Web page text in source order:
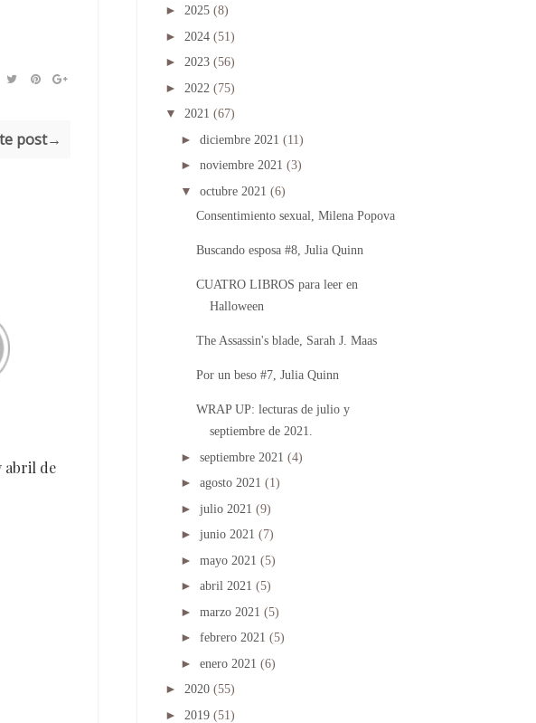
post→
abril de
► 2025 (8)
► 2024 (51)
► 2023 (56)
► 2022 (75)
▼ 2021 (67)
► diciembre 2021 (11)
► noviembre 2021 (3)
▼ octubre 2021 (6)
Consentimiento sexual, Milena Popova
Buscando esposa #8, Julia Quinn
CUATRO LIBROS para leer en
Halloween
The Assassin's blade, Sarah J. Maas
Por un beso #7, Julia Quinn
WRAP UP: lecturas de julio y
septiembre de 2021.
► septiembre 2021 (4)
► agosto 2021 (1)
► julio 2021 (9)
► junio 2021 (7)
► mayo 2021 (5)
► abril 2021 (5)
► marzo 2021 (5)
► febrero 2021 (5)
► enero 2021 (6)
► 2020 (55)
► 2019 (51)